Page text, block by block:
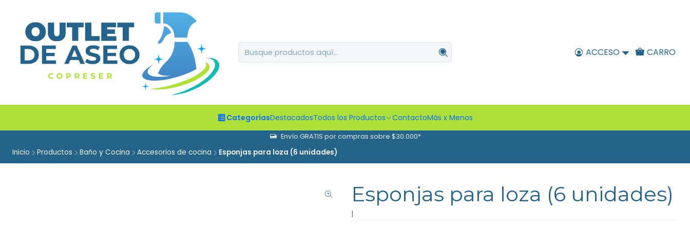
ACCESO CARRO
CategoríasDestacadosTodos los Productos ContactoMás x Menos
Envío GRATIS por compras sobre $30.000*
Inicio Productos Baño y Cocina Accesorios de cocina Esponjas para loza (6 unidades)
Esponjas para loza (6 unidades)